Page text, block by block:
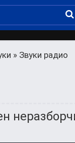
» Звуки радио